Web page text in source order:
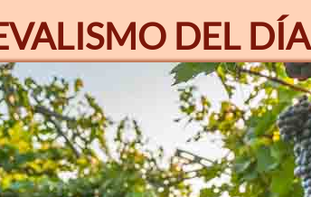
DEL DÍA